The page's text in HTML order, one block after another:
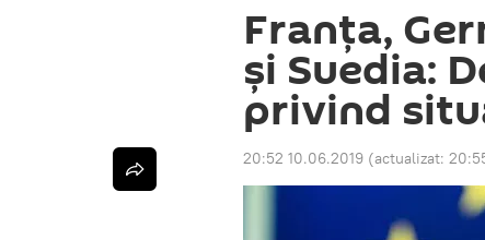
Franța,
și Suedia:
privind
20:52 10.06.2019 (actualizat: